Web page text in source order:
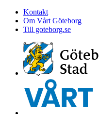
Kontakt
Om Vårt Göteborg
Till goteborg.se